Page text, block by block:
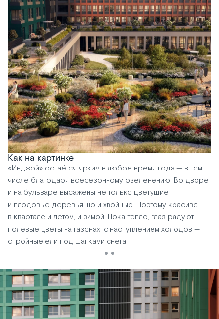
Как на картинке
«Инджой» остаётся ярким в любое время года — в том
числе благодаря всесезонному озеленению. Во дворе
и на бульваре высажены не только цветущие
и плодовые деревья, но и хвойные. Поэтому красиво
в квартале и летом, и зимой. Пока тепло, глаз радуют
полевые цветы на газонах, с наступлением холодов —
стройные ели под шапками снега.